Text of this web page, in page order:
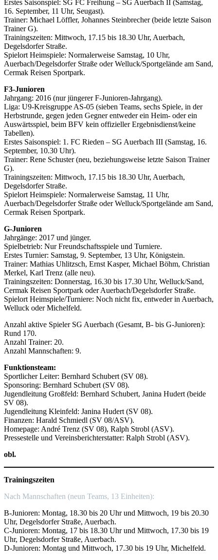
Erstes Saisonspiel: SG FC Freihung – SG Auerbach II (Samstag,
16. September, 11 Uhr, Seugast).
Trainer: Michael Löffler, Johannes Steinbrecher (beide letzte Saison
Trainer G).
Trainingszeiten: Mittwoch, 17.15 bis 18.30 Uhr, Auerbach,
Degelsdorfer Straße.
Spielort Heimspiele: Normalerweise Samstag, 10 Uhr,
Auerbach/Degelsdorfer Straße oder Welluck/Sportgelände am Sand,
Cermak Reisen Sportpark.
F3-Junioren
Jahrgang: 2016 (nur jüngerer F-Junioren-Jahrgang).
Liga: U9-Kreisgruppe AS-05 (sieben Teams, sechs Spiele, in der
Herbstrunde, gegen jeden Gegner entweder ein Heim- oder ein
Auswärtsspiel, beim BFV kein offizieller Ergebnisdienst/keine
Tabellen).
Erstes Saisonspiel: 1. FC Rieden – SG Auerbach III (Samstag, 16.
September, 10.30 Uhr).
Trainer: Rene Schuster (neu, beziehungsweise letzte Saison Trainer
G).
Trainingszeiten: Mittwoch, 17.15 bis 18.30 Uhr, Auerbach,
Degelsdorfer Straße.
Spielort Heimspiele: Normalerweise Samstag, 11 Uhr,
Auerbach/Degelsdorfer Straße oder Welluck/Sportgelände am Sand,
Cermak Reisen Sportpark.
G-Junioren
Jahrgänge: 2017 und jünger.
Spielbetrieb: Nur Freundschaftsspiele und Turniere.
Erstes Turnier: Samstag, 9. September, 13 Uhr, Königstein.
Trainer: Mathias Uhlitzsch, Ernst Kasper, Michael Böhm, Christian
Merkel, Karl Trenz (alle neu).
Trainingszeiten: Donnerstag, 16.30 bis 17.30 Uhr, Welluck/Sand,
Cermak Reisen Sportpark oder Auerbach/Degelsdorfer Straße.
Spielort Heimspiele/Turniere: Noch nicht fix, entweder in Auerbach,
Welluck oder Michelfeld.
Anzahl aktive Spieler SG Auerbach (Gesamt, B- bis G-Junioren):
Rund 170.
Anzahl Trainer: 20.
Anzahl Mannschaften: 9.
Funktionsteam:
Sportlicher Leiter: Bernhard Schubert (SV 08).
Sponsoring: Bernhard Schubert (SV 08).
Jugendleitung Großfeld: Bernhard Schubert, Janina Hudert (beide
SV 08).
Jugendleitung Kleinfeld: Janina Hudert (SV 08).
Finanzen: Harald Schmiedl (SV 08/ASV).
Homepage: André Trenz (SV 08), Ralph Strobl (ASV).
Pressestelle und Vereinsberichterstatter: Ralph Strobl (ASV).
obl.
Trainingszeiten
Nach Mannschaften (neun Teams, 13 Einheiten):
B-Junioren: Montag, 18.30 bis 20 Uhr und Mittwoch, 19 bis 20.30
Uhr, Degelsdorfer Straße, Auerbach.
C-Junioren: Montag, 17 bis 18.30 Uhr und Mittwoch, 17.30 bis 19
Uhr, Degelsdorfer Straße, Auerbach.
D-Junioren: Montag und Mittwoch, 17.30 bis 19 Uhr, Michelfeld.